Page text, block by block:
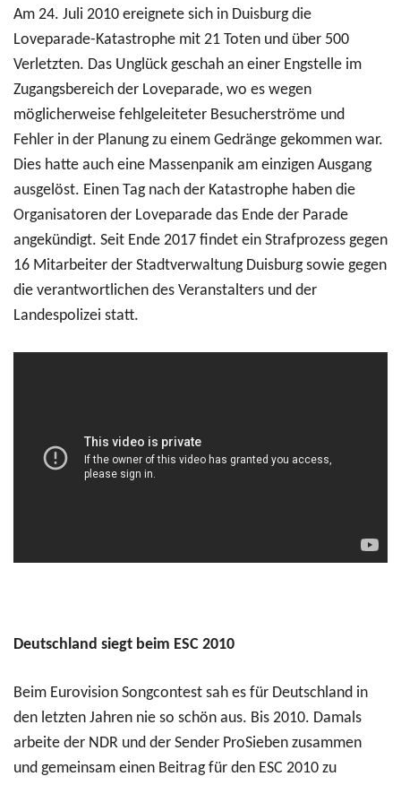
Am 24. Juli 2010 ereignete sich in Duisburg die
Loveparade-Katastrophe mit 21 Toten und über 500
Verletzten. Das Unglück geschah an einer Engstelle im
Zugangsbereich der Loveparade, wo es wegen
möglicherweise fehlgeleiteter Besucherströme und
Fehler in der Planung zu einem Gedränge gekommen war.
Dies hatte auch eine Massenpanik am einzigen Ausgang
ausgelöst. Einen Tag nach der Katastrophe haben die
Organisatoren der Loveparade das Ende der Parade
angekündigt. Seit Ende 2017 findet ein Strafprozess gegen
16 Mitarbeiter der Stadtverwaltung Duisburg sowie gegen
die verantwortlichen des Veranstalters und der
Landespolizei statt.
Deutschland siegt beim ESC 2010
Beim Eurovision Songcontest sah es für Deutschland in
den letzten Jahren nie so schön aus. Bis 2010. Damals
arbeite der NDR und der Sender ProSieben zusammen
und gemeinsam einen Beitrag für den ESC 2010 zu